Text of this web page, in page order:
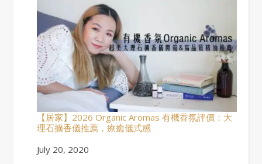
【居家】2026 Organic Aromas 有機香氛評價：大
理石擴香儀推薦，療癒儀式感
Date
July 20, 2020